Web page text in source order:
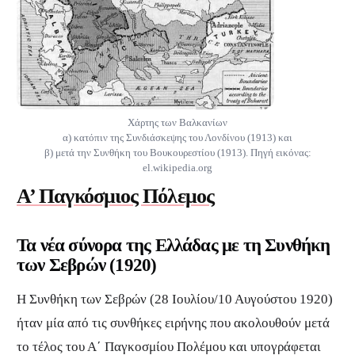
Χάρτης των Βαλκανίων
α) κατόπιν της Συνδιάσκεψης του Λονδίνου (1913) και
β) μετά την Συνθήκη του Βουκουρεστίου (1913). Πηγή εικόνας:
el.wikipedia.org
Α’ Παγκόσμιος Πόλεμος
Τα νέα σύνορα της Ελλάδας με τηΣυνθήκη
των Σεβρών (1920)
Η Συνθήκη των Σεβρών (28 Ιουλίου/10 Αυγούστου 1920)
ήταν μία από τις συνθήκες ειρήνης που ακολουθούν μετά
το τέλος του Α΄ Παγκοσμίου Πολέμου και υπογράφεται